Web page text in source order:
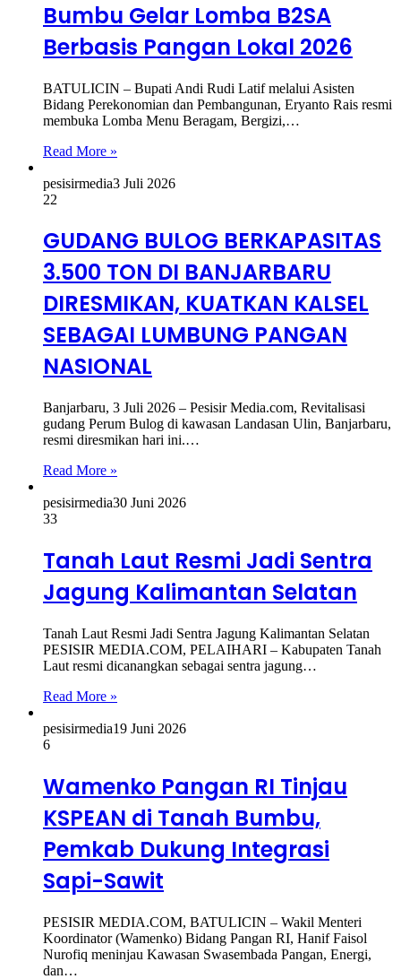
Bumbu Gelar Lomba B2SA
Berbasis Pangan Lokal 2026
BATULICIN – Bupati Andi Rudi Latif melalui Asisten
Bidang Perekonomian dan Pembangunan, Eryanto Rais resmi
membuka Lomba Menu Beragam, Bergizi,…
Read More »
pesisirmedia3 Juli 2026
22
GUDANG BULOG BERKAPASITAS
3.500 TON DI BANJARBARU
DIRESMIKAN, KUATKAN KALSEL
SEBAGAI LUMBUNG PANGAN
NASIONAL
Banjarbaru, 3 Juli 2026 – Pesisir Media.com, Revitalisasi
gudang Perum Bulog di kawasan Landasan Ulin, Banjarbaru,
resmi diresmikan hari ini.…
Read More »
pesisirmedia30 Juni 2026
33
Tanah Laut Resmi Jadi Sentra
Jagung Kalimantan Selatan
Tanah Laut Resmi Jadi Sentra Jagung Kalimantan Selatan
PESISIR MEDIA.COM, PELAIHARI – Kabupaten Tanah
Laut resmi dicanangkan sebagai sentra jagung…
Read More »
pesisirmedia19 Juni 2026
6
Wamenko Pangan RI Tinjau
KSPEAN di Tanah Bumbu,
Pemkab Dukung Integrasi
Sapi-Sawit
PESISIR MEDIA.COM, BATULICIN – Wakil Menteri
Koordinator (Wamenko) Bidang Pangan RI, Hanif Faisol
Nurofiq meninjau Kawasan Swasembada Pangan, Energi,
dan…